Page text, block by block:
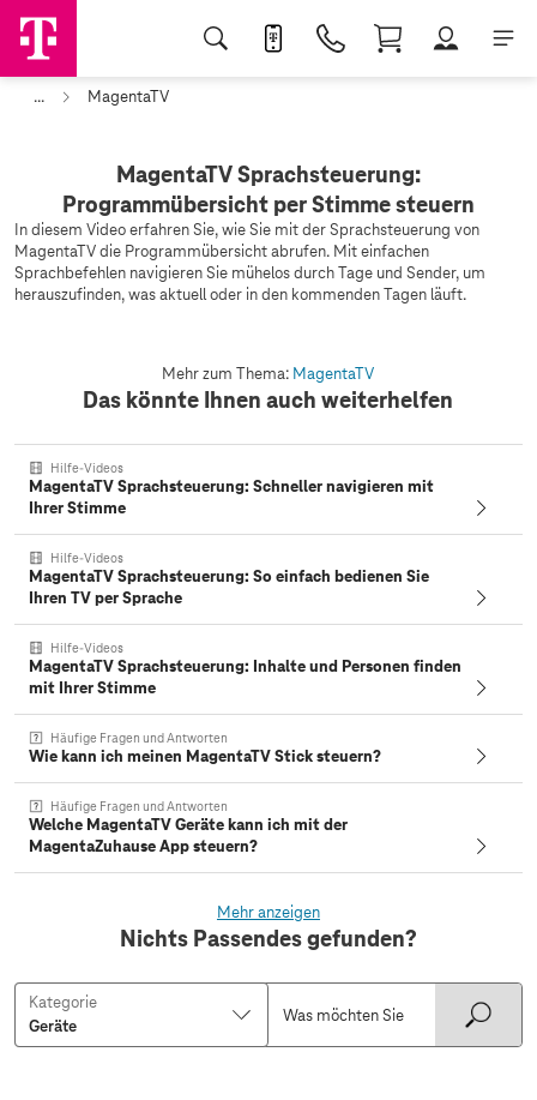
... MagentaTV
MagentaTV Sprachsteuerung:
Programmübersicht per Stimme steuern
In diesem Video erfahren Sie, wie Sie mit der Sprachsteuerung von
MagentaTV die Programmübersicht abrufen. Mit einfachen
Sprachbefehlen navigieren Sie mühelos durch Tage und Sender, um
herauszufinden, was aktuell oder in den kommenden Tagen läuft.
Mehr zum Thema: MagentaTV
Das könnte Ihnen auch weiterhelfen
Hilfe-Videos
MagentaTV Sprachsteuerung: Schneller navigieren mit
Ihrer Stimme
Hilfe-Videos
MagentaTV Sprachsteuerung: So einfach bedienen Sie
Ihren TV per Sprache
Hilfe-Videos
MagentaTV Sprachsteuerung: Inhalte und Personen finden
mit Ihrer Stimme
Häufige Fragen und Antworten
Wie kann ich meinen MagentaTV Stick steuern?
Häufige Fragen und Antworten
Welche MagentaTV Geräte kann ich mit der
MagentaZuhause App steuern?
Mehr anzeigen
Nichts Passendes gefunden?
Kategorie